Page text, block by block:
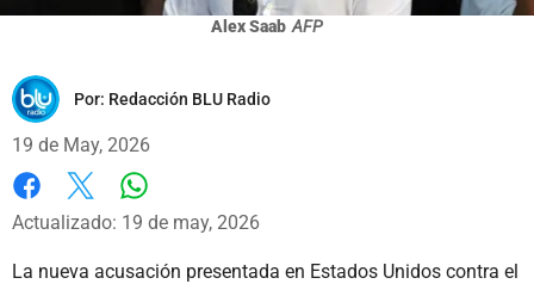
Alex Saab AFP
Por: Redacción BLU Radio
19 de May, 2026
Facebook
X
Actualizado: 19 de may, 2026
La nueva acusación presentada en Estados Unidos contra el